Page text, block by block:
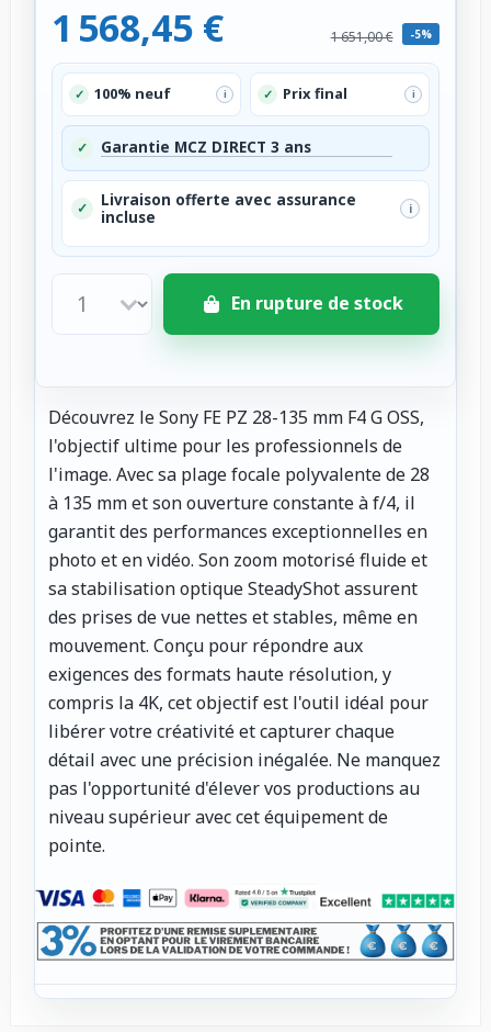
1 568,45 € 1 651,00 € -5%
✓ 100% neuf i ✓ Prix final i
✓ Garantie MCZ DIRECT 3 ans
✓
Livraison offerte avec assurance
incluse
i
En rupture de stock
Découvrez le Sony FE PZ 28-135 mm F4 G OSS,
l'objectif ultime pour les professionnels de
l'image. Avec sa plage focale polyvalente de 28
à 135 mm et son ouverture constante à f/4, il
garantit des performances exceptionnelles en
photo et en vidéo. Son zoom motorisé fluide et
sa stabilisation optique SteadyShot assurent
des prises de vue nettes et stables, même en
mouvement. Conçu pour répondre aux
exigences des formats haute résolution, y
compris la 4K, cet objectif est l'outil idéal pour
libérer votre créativité et capturer chaque
détail avec une précision inégalée. Ne manquez
pas l'opportunité d'élever vos productions au
niveau supérieur avec cet équipement de
pointe.